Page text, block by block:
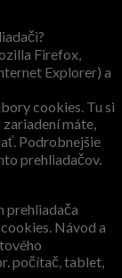
Firefox,
Explorer) a
cookies. Tu si
máte,
Podrobnejšie
prehliadačov.
prehliadača
Návod a
počítač, tablet,